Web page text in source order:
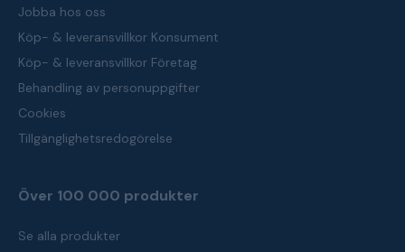
Jobba hos oss
Köp- & leveransvillkor Konsument
Köp- & leveransvillkor Företag
Behandling av personuppgifter
Cookies
Tillgänglighetsredogörelse
Över 100 000 produkter
Se alla produkter